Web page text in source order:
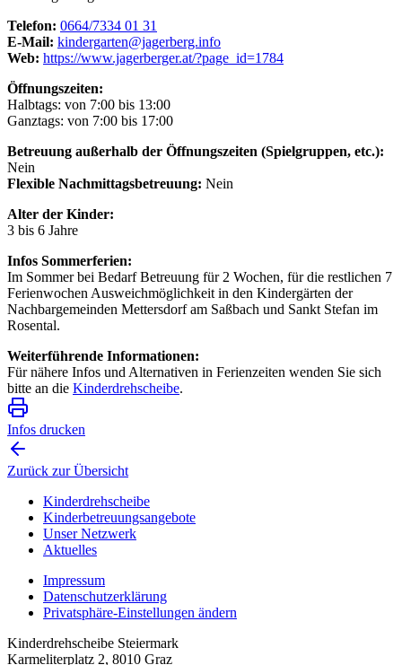
Telefon: 0664/7334 01 31
E-Mail: kindergarten@jagerberg.info
Web: https://www.jagerberger.at/?page_id=1784
Öffnungszeiten:
Halbtags: von 7:00 bis 13:00
Ganztags: von 7:00 bis 17:00
Betreuung außerhalb der Öffnungszeiten (Spielgruppen, etc.):
Nein
Flexible Nachmittagsbetreuung: Nein
Alter der Kinder:
3 bis 6 Jahre
Infos Sommerferien:
Im Sommer bei Bedarf Betreuung für 2 Wochen, für die restlichen 7
Ferienwochen Ausweichmöglichkeit in den Kindergärten der
Nachbargemeinden Mettersdorf am Saßbach und Sankt Stefan im
Rosental.
Weiterführende Informationen:
Für nähere Infos und Alternativen in Ferienzeiten wenden Sie sich
bitte an die Kinderdrehscheibe.
Infos drucken
Zurück zur Übersicht
Kinderdrehscheibe
Kinderbetreuungs­angebote
Unser Netzwerk
Aktuelles
Impressum
Datenschutzerklärung
Privatsphäre-Einstellungen ändern
Kinderdrehscheibe Steiermark
Karmeliterplatz 2, 8010 Graz